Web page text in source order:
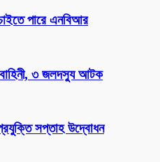
পারে এনবিআর
৩ জলদস্যু আটক
সপ্তাহ উদ্বোধন